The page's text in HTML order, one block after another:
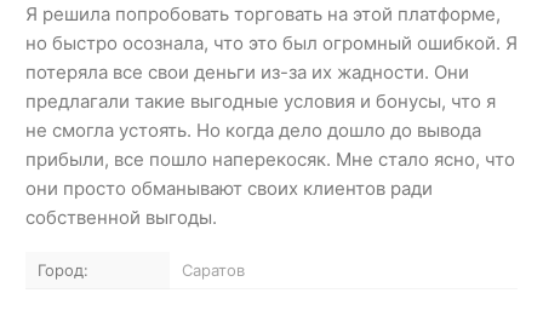
Я решила попробовать торговать на этой платформе,
но быстро осознала, что это был огромный ошибкой. Я
потеряла все свои деньги из-за их жадности. Они
предлагали такие выгодные условия и бонусы, что я
не смогла устоять. Но когда дело дошло до вывода
прибыли, все пошло наперекосяк. Мне стало ясно, что
они просто обманывают своих клиентов ради
собственной выгоды.
Город: Саратов